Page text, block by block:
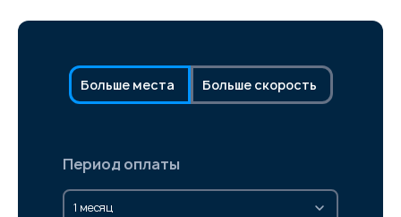
Больше места Больше скорость
Период оплаты
1 месяц